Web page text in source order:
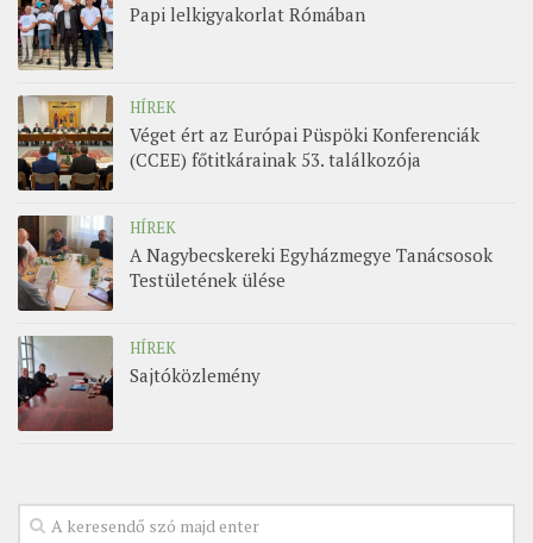
Papi lelkigyakorlat Rómában
HÍREK
Véget ért az Európai Püspöki Konferenciák
(CCEE) főtitkárainak 53. találkozója
HÍREK
A Nagybecskereki Egyházmegye Tanácsosok
Testületének ülése
HÍREK
Sajtóközlemény